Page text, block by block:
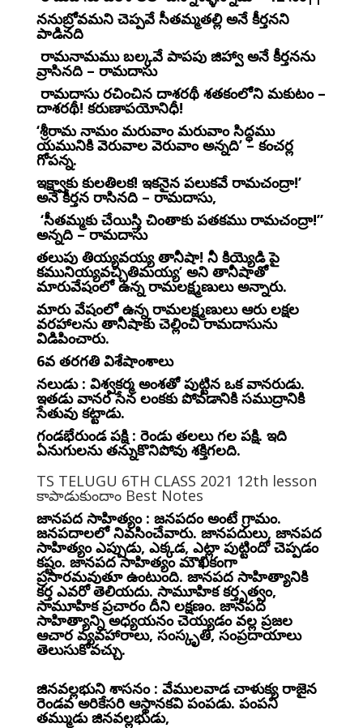
ననుబ్రోవమని చెప్పవే సీతమ్మతల్లి అనే కీర్తనని
పాడినది
రామనామము బల్కవే పాపపు జిహ్వా అనే కీర్తనను
వ్రాసినది – రామదాసు
రామదాసు రచించిన దాశరథీ శతకంలోని మకుటం –
దాశరథీ! కరుణాపయోనిధీ!
‘శ్రీరామ నామం మరువాం మరువాం సిద్ధము
యమునికి వెరువాల వెరువాం అన్నది’ – కంచర్ల
గోపన్న.
ఇక్ష్వాకు కులతిలక! ఇకనైన పలుకవే రామచంద్రా!’
అనే కీర్తన రాసినది – రామదాసు,
‘సీతమ్మకు చేయిస్తి చింతాకు పతకము రామచంద్రా!”
అన్నది – రామదాసు
తలుపు తియ్యవయ్య తానీషా! నీ కియ్యెడి పై
కమునియ్యవచ్చితిమయ్య’ అని తానీషాతో
మారువేషంలో ఉన్న రామలక్ష్మణులు అన్నారు.
మారు వేషంలో ఉన్న రామలక్ష్మణులు ఆరు లక్షల
వరహాలను తానీషాకు చెల్లించి రామదాసును
విడిపించారు.
6వ తరగతి విశేషాంశాలు
నలుడు : విశ్వకర్మ అంశతో పుట్టిన ఒక వానరుడు.
ఇతడు వానర సేన లంకకు పోవడానికి సముద్రానికి
సేతువు కట్టాడు.
గండభేరుండ పక్షి : రెండు తలలు గల పక్షి. ఇది
ఏనుగులను తన్నుకొనిపోవు శక్తిగలది.
TS TELUGU 6TH CLASS 2021 12th lesson
కాపాడుకుందాం Best Notes
జానపద సాహిత్యం : జనపదం అంటే గ్రామం.
జనపదాలలో నివసించేవారు. జానపదులు, జానపద
సాహిత్యం ఎప్పుడు, ఎక్కడ, ఎట్లా పుట్టిందో చెప్పడం
కష్టం. జానపద సాహిత్యం మౌఖికంగా
ప్రసారమవుతూ ఉంటుంది. జానపద సాహిత్యానికి
కర్త ఎవరో తెలియదు. సామూహిక కర్తృత్వం,
సామూహిక ప్రచారం దీని లక్షణం. జానపద
సాహిత్యాన్ని అధ్యయనం చెయ్యడం వల్ల ప్రజల
ఆచార వ్యవహారాలు, సంస్కృతి, సంప్రదాయాలు
తెలుసుకోవచ్చు.
జినవల్లభుని శాసనం : వేములవాడ చాళుక్య రాజైన
రెండవ అరికేసరి ఆస్థానకవి పంపడు. పంపని
తమ్ముడు జినవల్లభుడు,